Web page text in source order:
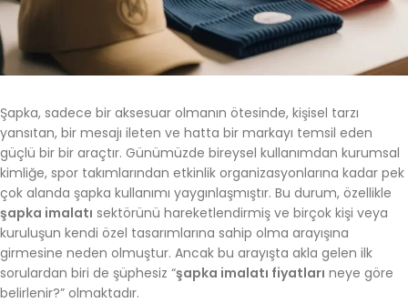
Şapka, sadece bir aksesuar olmanın ötesinde, kişisel tarzı
yansıtan, bir mesajı ileten ve hatta bir markayı temsil eden
güçlü bir bir araçtır. Günümüzde bireysel kullanımdan kurumsal
kimliğe, spor takımlarından etkinlik organizasyonlarına kadar pek
çok alanda şapka kullanımı yaygınlaşmıştır. Bu durum, özellikle
şapka imalatı sektörünü hareketlendirmiş ve birçok kişi veya
kuruluşun kendi özel tasarımlarına sahip olma arayışına
girmesine neden olmuştur. Ancak bu arayışta akla gelen ilk
sorulardan biri de şüphesiz “şapka imalatı fiyatları neye göre
belirlenir?” olmaktadır.